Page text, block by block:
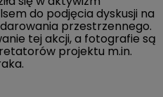
do podjęcia dyskusji na
przestrzennego.
tej akcji, a fotografie są
projektu m.in.